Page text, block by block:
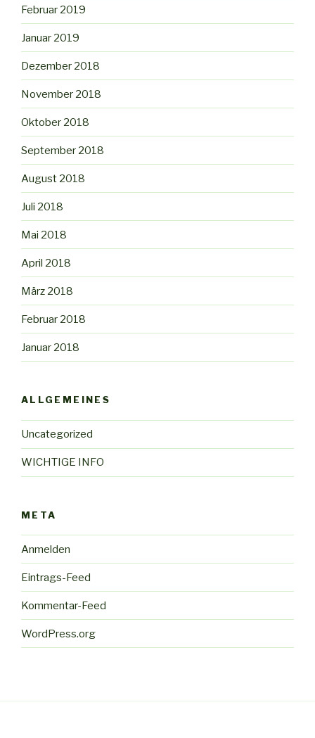
Februar 2019
Januar 2019
Dezember 2018
November 2018
Oktober 2018
September 2018
August 2018
Juli 2018
Mai 2018
April 2018
März 2018
Februar 2018
Januar 2018
ALLGEMEINES
Uncategorized
WICHTIGE INFO
META
Anmelden
Eintrags-Feed
Kommentar-Feed
WordPress.org